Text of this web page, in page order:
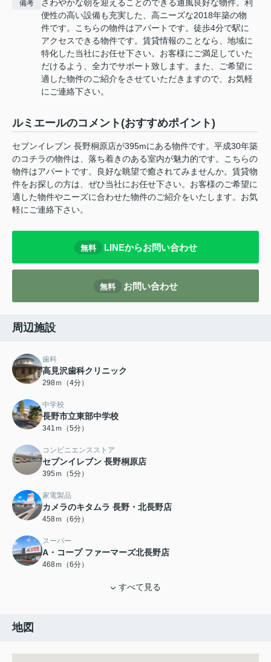
備考
さわやかな朝を迎えることのできる通風良好な物件。利
便性の高い設備も充実した、高ニーズな2018年築の物
件です。こちらの物件はアパートです。徒歩4分で駅に
アクセスできる物件です。賃貸情報のことなら、地域に
特化した当社にお任せ下さい。お客様にご満足していた
だけるよう、全力でサポート致します。また、ご希望に
適した物件のご紹介をさせていただきますので、お気軽
にご連絡下さい。
ルミエールのコメント(おすすめポイント)
セブンイレブン 長野桐原店が395mにある物件です。平成30年築
のコチラの物件は、落ち着きのある室内が魅力的です。こちらの
物件はアパートです。良好な眺望で癒されてみませんか。賃貸物
件をお探しの方は、ぜひ当社にお任せ下さい。お客様のご希望に
適した物件やニーズに合わせた物件のご紹介をいたします。お気
軽にご連絡下さい。
無料 LINEからお問い合わせ
無料 お問い合わせ
周辺施設
歯科
高見沢歯科クリニック
298ｍ（4分）
中学校
長野市立東部中学校
341ｍ（5分）
コンビニエンスストア
セブンイレブン 長野桐原店
395ｍ（5分）
家電製品
カメラのキタムラ 長野・北長野店
458ｍ（6分）
スーパー
A・コープ ファーマーズ北長野店
468ｍ（6分）
すべて見る
地図